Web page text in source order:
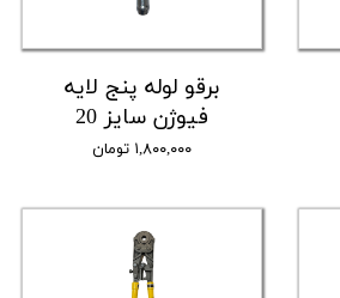
برقو لوله پنج لایه
فیوژن سایز 20
۱,۸۰۰,۰۰۰ تومان